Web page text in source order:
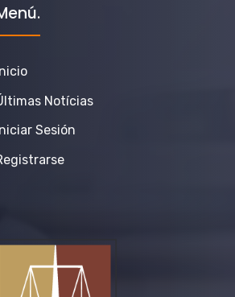
Notícias
Iniciar Sesión